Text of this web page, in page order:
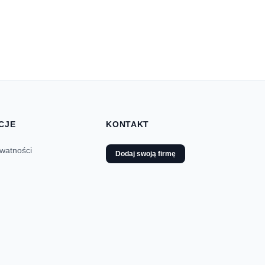
KONTAKT
Dodaj swoją firmę